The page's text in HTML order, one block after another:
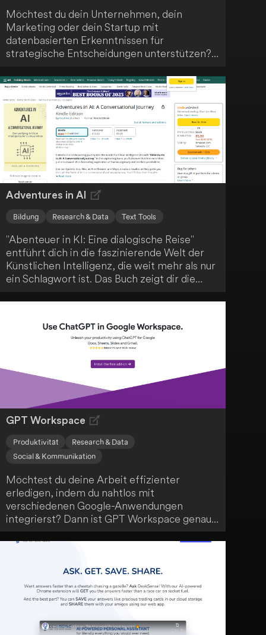
Möchtest du dein Unternehmen, dein
Marketing oder dein Startup mit
datenbasierten Erkenntnissen für
strategische Entscheidungen unterstützen?
Die Plattform bietet dir maßgeschneiderte
Markt- und Strategieberichte, die von
modernster KI-Technologie angetrieben
werden. Diese leicht verständlichen und
anpassbaren Berichte sparen dir Zeit und
Mühe bei der Marktforschung.
Adventures in AI
Bildung Research & Data Text Tools
"Abenteuer in KI: Eine dialogische Reise"
entführt dich in die faszinierende Welt der
Künstlichen Intelligenz, die weit mehr als nur
ein Schlagwort ist. Das Buch zeigt dir die
Erfindungsreichtum und die unendlichen
tiefgründige Auseinandersetzung mit der KI
und ihrem Einfluss auf unsere Zukunft.
GPT Workspace
Produktivität
Research & Data
Social & Kommunikation
Möchtest du deine Arbeit effizienter
erledigen, indem du nahtlos mit
verschiedenen Google-Anwendungen
integrierst? Dann ist GPT Workspace genau
das Richtige für dich! Mit diesem praktischen
Tool kannst du ganz einfach Dokumente
Daten automatisch in Google Sheets
einfügen, Marketing-Inhalte erstellen und
vieles mehr - alles in über 30 Sprachen. GPT
Workspace hilft dir dabei, deine Arbeit zu
revolutionieren und Zeit zu sparen.